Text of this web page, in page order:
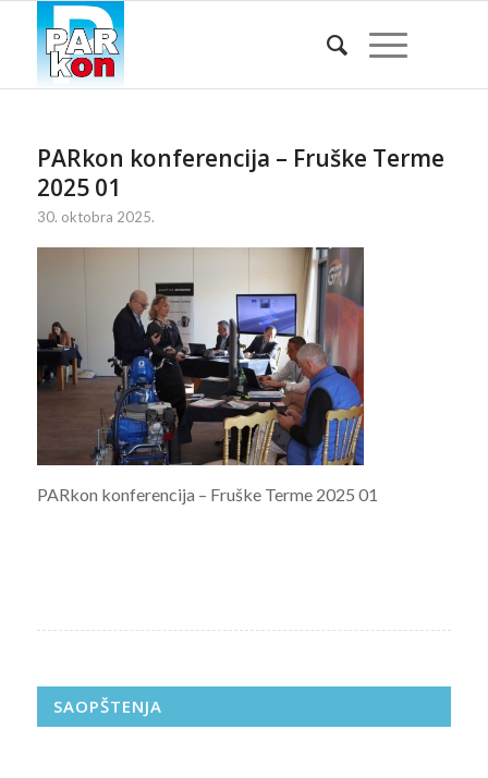
PARkon konferencija – Fruške Terme
2025 01
30. oktobra 2025.
PARkon konferencija – Fruške Terme 2025 01
SAOPŠTENJA